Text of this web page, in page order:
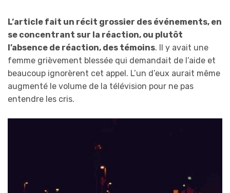
L‘article fait un récit grossier des événements, en
se concentrant sur la réaction, ou plutôt
l’absence de réaction, des témoins. Il y avait une
femme grièvement blessée qui demandait de l’aide et
beaucoup ignorèrent cet appel. L’un d’eux aurait même
augmenté le volume de la télévision pour ne pas
entendre les cris.